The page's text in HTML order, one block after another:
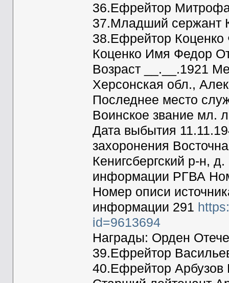
36.Ефрейтор
37.Младший сержант
38.Ефрейтор
Коценко Имя Федор
Возраст __.__.1921
Херсонская обл.,
Последнее место
Воинское звание мл.
Дата выбытия
захоронения
Кенигсбергский р-н,
информации РГВА
Номер описи
информации 291
id=9613694
Награды: Орден
39.Ефрейтор
40.Ефрейтор Арбузов